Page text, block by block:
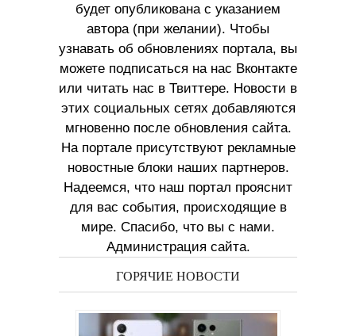
будет опубликована с указанием
автора (при желании). Чтобы
узнавать об обновлениях портала, вы
можете подписаться на нас Вконтакте
или читать нас в Твиттере. Новости в
этих социальных сетях добавляются
мгновенно после обновления сайта.
На портале присутствуют рекламные
новостные блоки наших партнеров.
Надеемся, что наш портал прояснит
для вас события, происходящие в
мире. Спасибо, что вы с нами.
Администрация сайта.
ГОРЯЧИЕ НОВОСТИ